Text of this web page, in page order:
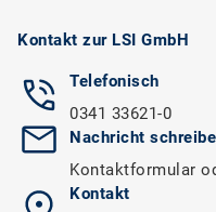
Kontakt zur LSI GmbH
Telefonisch
0341 33621-0
Nachricht
Kontaktformular
Kontakt